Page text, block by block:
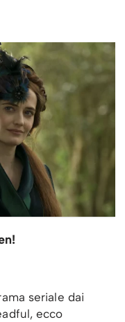
seriale dai
ecco